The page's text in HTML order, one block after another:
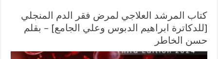
كتاب المرشد العلاجي لمرض فقر الدم المنجلي
[للدكاترة ابراهيم الدبوس وعلي الجامع] – بقلم
حسن الخاطر